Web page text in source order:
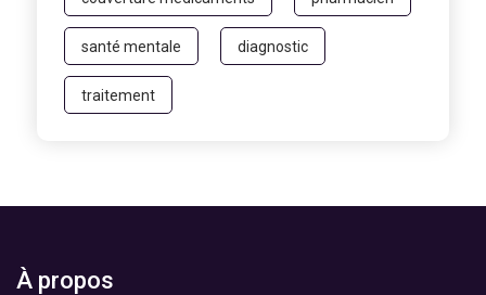
santé mentale diagnostic
traitement
À propos